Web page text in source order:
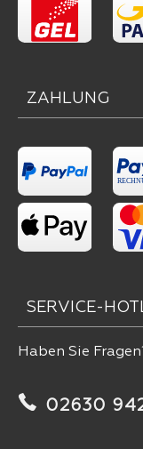
ZAHLUNG
SERVICE-
Haben Sie
02630